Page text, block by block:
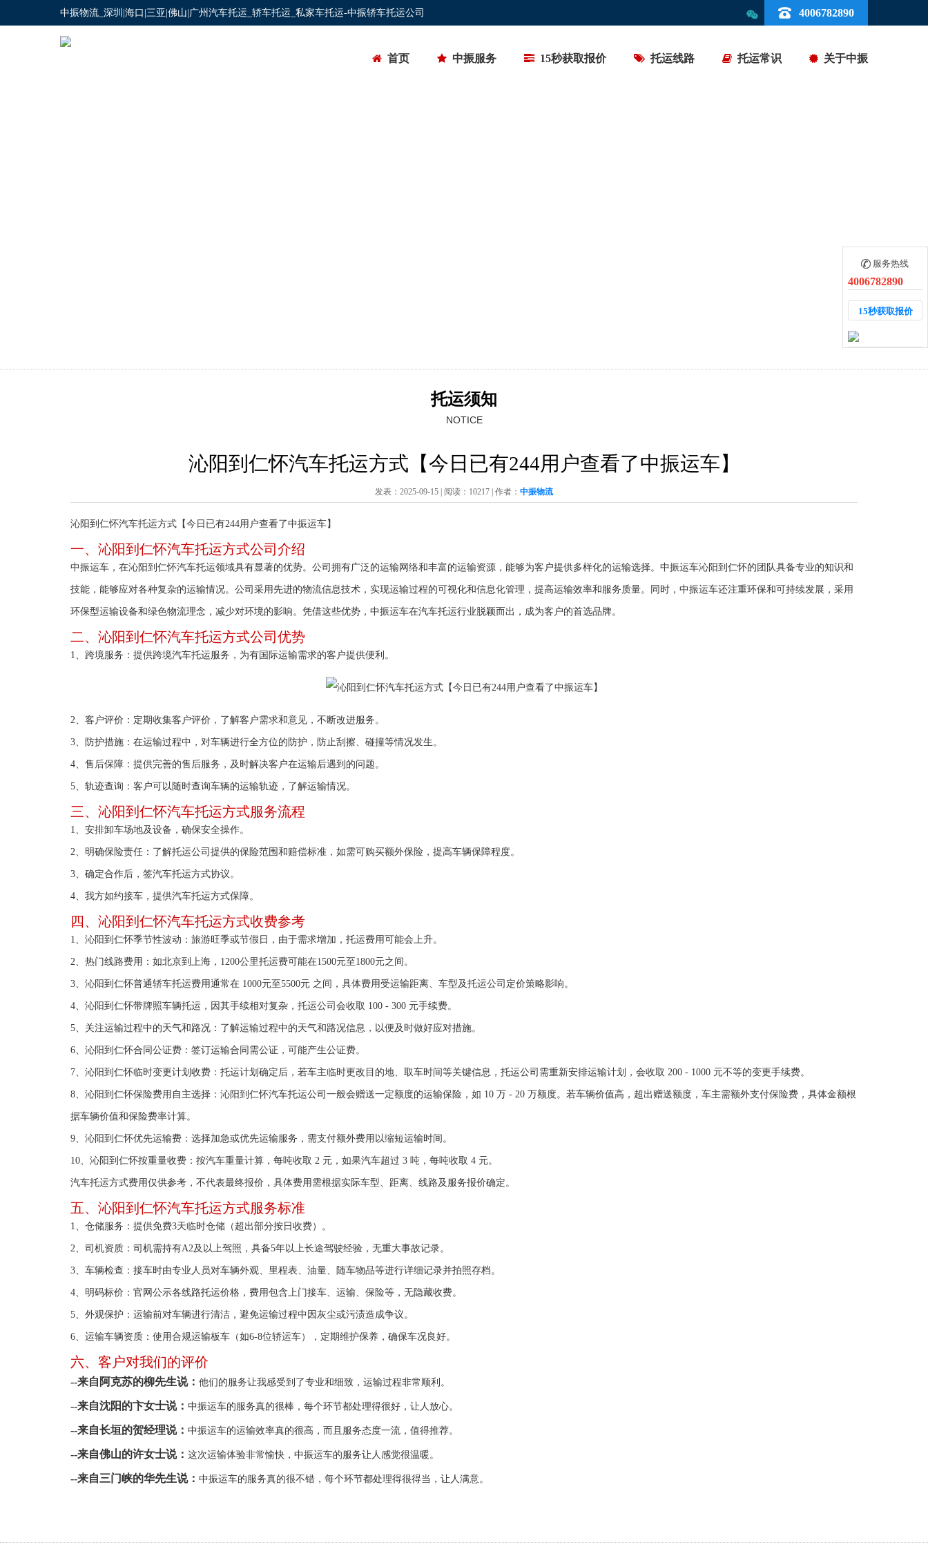
中振物流_深圳|海口|三亚|佛山|广州汽车托运_轿车托运_私家车托运-中振轿车托运公司 4006782890
首页 中振服务 15秒获取报价 托运线路 托运常识 关于中振
托运须知
NOTICE
沁阳到仁怀汽车托运方式【今日已有244用户查看了中振运车】
发表：2025-09-15 阅读：10217 作者： 中振物流
沁阳到仁怀汽车托运方式【今日已有244用户查看了中振运车】
一、沁阳到仁怀汽车托运方式公司介绍
中振运车，在沁阳到仁怀汽车托运领域具有显著的优势。公司拥有广泛的运输网络和丰富的运输资源，能够为客户提供多样化的运输选择。中振运车沁阳到仁怀的团队具备专业的知识和
技能，能够应对各种复杂的运输情况。公司采用先进的物流信息技术，实现运输过程的可视化和信息化管理，提高运输效率和服务质量。同时，中振运车还注重环保和可持续发展，采用
环保型运输设备和绿色物流理念，减少对环境的影响。凭借这些优势，中振运车在汽车托运行业脱颖而出，成为客户的首选品牌。
二、沁阳到仁怀汽车托运方式公司优势
1、跨境服务：提供跨境汽车托运服务，为有国际运输需求的客户提供便利。
2、客户评价：定期收集客户评价，了解客户需求和意见，不断改进服务。
3、防护措施：在运输过程中，对车辆进行全方位的防护，防止刮擦、碰撞等情况发生。
4、售后保障：提供完善的售后服务，及时解决客户在运输后遇到的问题。
5、轨迹查询：客户可以随时查询车辆的运输轨迹，了解运输情况。
三、沁阳到仁怀汽车托运方式服务流程
1、安排卸车场地及设备，确保安全操作。
2、明确保险责任：了解托运公司提供的保险范围和赔偿标准，如需可购买额外保险，提高车辆保障程度。
3、确定合作后，签汽车托运方式协议。
4、我方如约接车，提供汽车托运方式保障。
四、沁阳到仁怀汽车托运方式收费参考
1、沁阳到仁怀季节性波动：旅游旺季或节假日，由于需求增加，托运费用可能会上升。
2、热门线路费用：如北京到上海，1200公里托运费可能在1500元至1800元之间。
3、沁阳到仁怀普通轿车托运费用通常在 1000元至5500元 之间，具体费用受运输距离、车型及托运公司定价策略影响。
4、沁阳到仁怀带牌照车辆托运，因其手续相对复杂，托运公司会收取 100 - 300 元手续费。
5、关注运输过程中的天气和路况：了解运输过程中的天气和路况信息，以便及时做好应对措施。
6、沁阳到仁怀合同公证费：签订运输合同需公证，可能产生公证费。
7、沁阳到仁怀临时变更计划收费：托运计划确定后，若车主临时更改目的地、取车时间等关键信息，托运公司需重新安排运输计划，会收取 200 - 1000 元不等的变更手续费。
8、沁阳到仁怀保险费用自主选择：沁阳到仁怀汽车托运公司一般会赠送一定额度的运输保险，如 10 万 - 20 万额度。若车辆价值高，超出赠送额度，车主需额外支付保险费，具体金额根
据车辆价值和保险费率计算。
9、沁阳到仁怀优先运输费：选择加急或优先运输服务，需支付额外费用以缩短运输时间。
10、沁阳到仁怀按重量收费：按汽车重量计算，每吨收取 2 元，如果汽车超过 3 吨，每吨收取 4 元。
汽车托运方式费用仅供参考，不代表最终报价，具体费用需根据实际车型、距离、线路及服务报价确定。
五、沁阳到仁怀汽车托运方式服务标准
1、仓储服务：提供免费3天临时仓储（超出部分按日收费）。
2、司机资质：司机需持有A2及以上驾照，具备5年以上长途驾驶经验，无重大事故记录。
3、车辆检查：接车时由专业人员对车辆外观、里程表、油量、随车物品等进行详细记录并拍照存档。
4、明码标价：官网公示各线路托运价格，费用包含上门接车、运输、保险等，无隐藏收费。
5、外观保护：运输前对车辆进行清洁，避免运输过程中因灰尘或污渍造成争议。
6、运输车辆资质：使用合规运输板车（如6-8位轿运车），定期维护保养，确保车况良好。
六、客户对我们的评价
--来自阿克苏的柳先生说： 他们的服务让我感受到了专业和细致，运输过程非常顺利。
--来自沈阳的卞女士说： 中振运车的服务真的很棒，每个环节都处理得很好，让人放心。
--来自长垣的贺经理说： 中振运车的运输效率真的很高，而且服务态度一流，值得推荐。
--来自佛山的许女士说： 这次运输体验非常愉快，中振运车的服务让人感觉很温暖。
--来自三门峡的华先生说： 中振运车的服务真的很不错，每个环节都处理得很得当，让人满意。
服务热线
4006782890
15秒获取报价